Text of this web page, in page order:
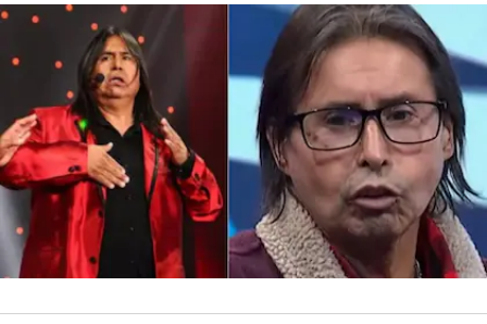
View this post on Instagram